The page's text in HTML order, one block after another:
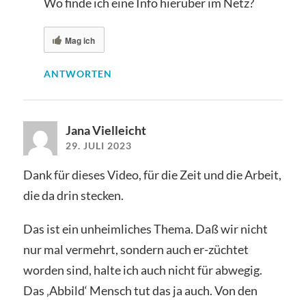
Mag ich
ANTWORTEN
Jana Vielleicht
29. JULI 2023
Dank für dieses Video, für die Zeit und die Arbeit,
die da drin stecken.
Das ist ein unheimliches Thema. Daß wir nicht
nur mal vermehrt, sondern auch er-züchtet
worden sind, halte ich auch nicht für abwegig.
Das ‚Abbild‘ Mensch tut das ja auch. Von den